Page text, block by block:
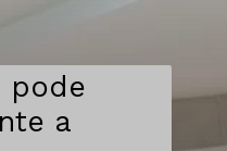
pode
a